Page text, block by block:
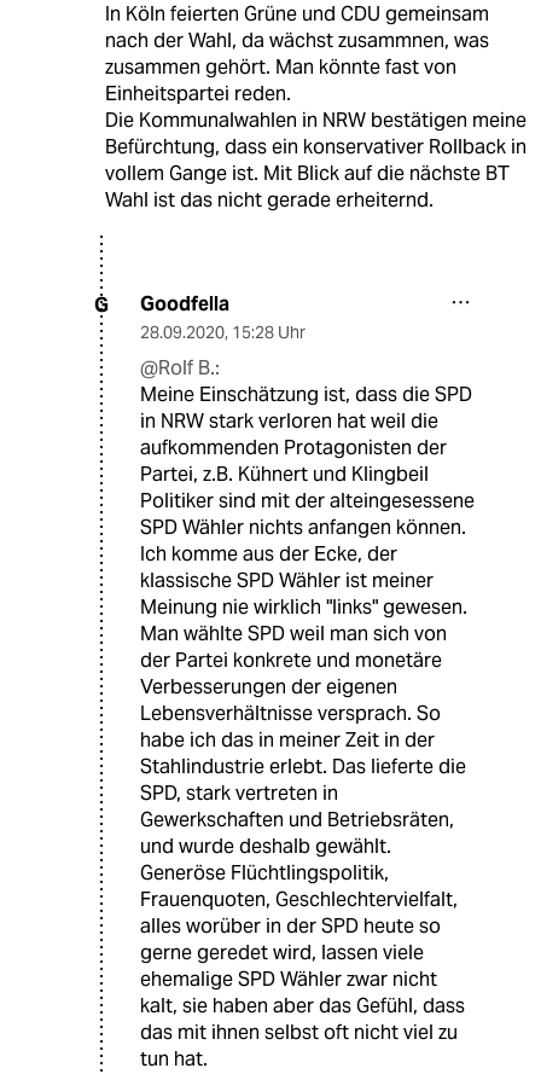
In Köln feierten Grüne und CDU gemeinsam
nach der Wahl, da wächst zusammnen, was
zusammen gehört. Man könnte fast von
Einheitspartei reden.
Die Kommunalwahlen in NRW bestätigen meine
Befürchtung, dass ein konservativer Rollback in
vollem Gange ist. Mit Blick auf die nächste BT
Wahl ist das nicht gerade erheiternd.
G Goodfella
28.09.2020, 15:28 Uhr
@Rolf B.:
Meine Einschätzung ist, dass die SPD
in NRW stark verloren hat weil die
aufkommenden Protagonisten der
Partei, z.B. Kühnert und Klingbeil
Politiker sind mit der alteingesessene
SPD Wähler nichts anfangen können.
Ich komme aus der Ecke, der
klassische SPD Wähler ist meiner
Meinung nie wirklich "links" gewesen.
Man wählte SPD weil man sich von
der Partei konkrete und monetäre
Verbesserungen der eigenen
Lebensverhältnisse versprach. So
habe ich das in meiner Zeit in der
Stahlindustrie erlebt. Das lieferte die
SPD, stark vertreten in
Gewerkschaften und Betriebsräten,
und wurde deshalb gewählt.
Generöse Flüchtlingspolitik,
Frauenquoten, Geschlechtervielfalt,
alles worüber in der SPD heute so
gerne geredet wird, lassen viele
ehemalige SPD Wähler zwar nicht
kalt, sie haben aber das Gefühl, dass
das mit ihnen selbst oft nicht viel zu
tun hat.